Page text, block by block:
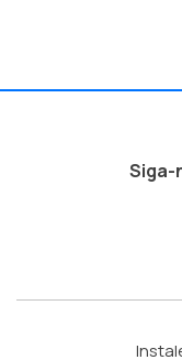
Siga-